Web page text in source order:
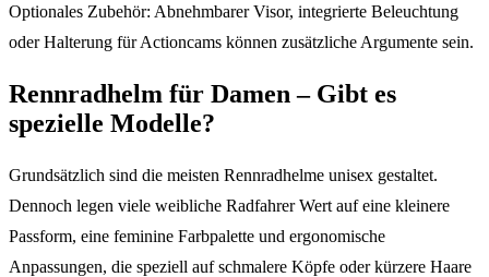
Optionales Zubehör: Abnehmbarer Visor, integrierte Beleuchtung
oder Halterung für Actioncams können zusätzliche Argumente sein.
Rennradhelm für Damen – Gibt es
spezielle Modelle?
Grundsätzlich sind die meisten Rennradhelme unisex gestaltet.
Dennoch legen viele weibliche Radfahrer Wert auf eine kleinere
Passform, eine feminine Farbpalette und ergonomische
Anpassungen, die speziell auf schmalere Köpfe oder kürzere Haare